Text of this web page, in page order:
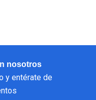
nosotros
y entérate de